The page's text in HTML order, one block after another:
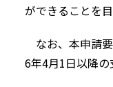
ができることを
なお、本申請
6年4月1日以降の